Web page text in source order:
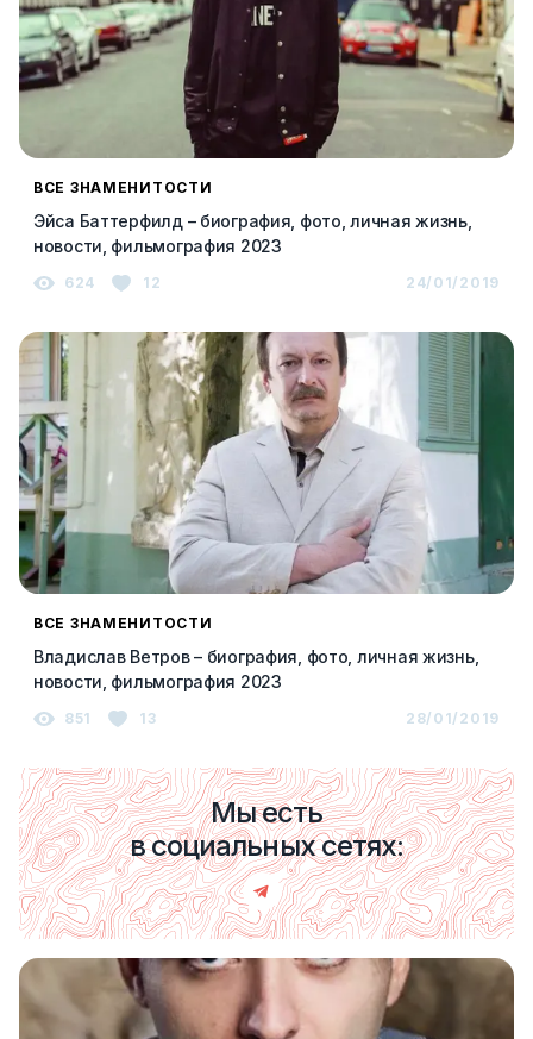
ВСЕ ЗНАМЕНИТОСТИ
Эйса Баттерфилд – биография, фото, личная жизнь,
новости, фильмография 2023
624 12 24/01/2019
ВСЕ ЗНАМЕНИТОСТИ
Владислав Ветров – биография, фото, личная жизнь,
новости, фильмография 2023
851 13 28/01/2019
Мы есть
в социальных сетях: